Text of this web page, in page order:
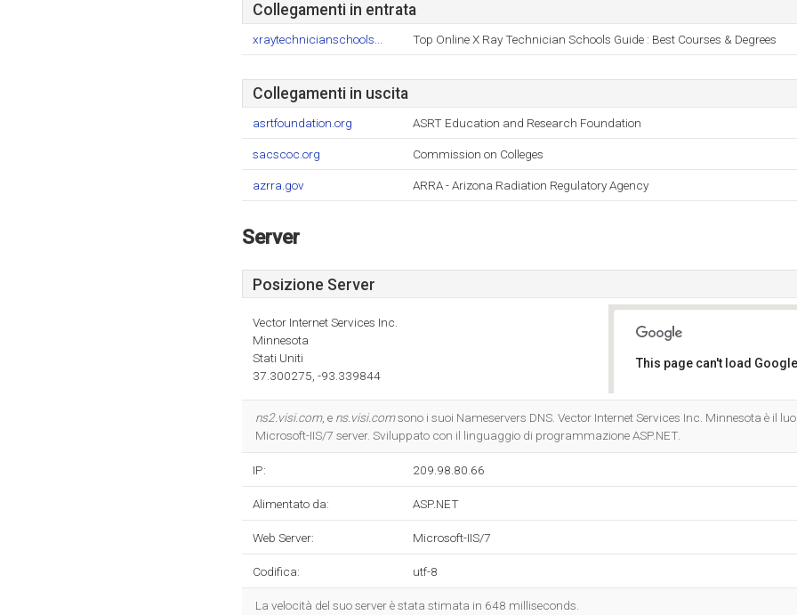
Collegamenti in entrata
xraytechnicianschools... Top Online X Ray Technician Schools Guide : Best Courses & Degrees
Collegamenti in uscita
asrtfoundation.org ASRT Education and Research Foundation
sacscoc.org Commission on Colleges
azrra.gov ARRA - Arizona Radiation Regulatory Agency
Server
Posizione Server
Vector Internet Services Inc.
Minnesota
Stati Uniti
37.300275, -93.339844
This page can't load
ns2.visi.com, e ns.visi.comsono i suoi Nameservers DNS. Vector Internet Services Inc. Minnesota è il
Microsoft-IIS/7 server. Sviluppato con il linguaggio di programmazione ASP.NET.
IP: 209.98.80.66
Alimentato da: ASP.NET
Web Server: Microsoft-IIS/7
Codifica: utf-8
La velocità del suo server è stata stimata in 648 milliseconds.